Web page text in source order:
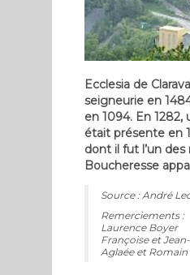
Ecclesia de
seigneurie en
en 1094. En
était présente en
dont il fut l’un
Boucheresse
Source : André
Remerciements :
Laurence Boyer
Françoise et
Aglaée et Romain